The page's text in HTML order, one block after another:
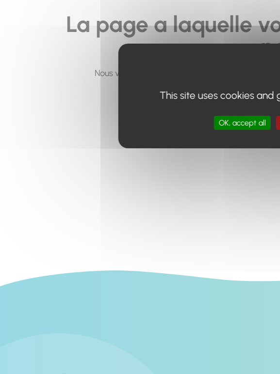
La page a laquelle
Nous vous invitons à utiliser le moteur de
This site uses cookies
OK, accept all